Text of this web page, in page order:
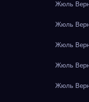
Жюль
Жюль
Жюль
Жюль
Жюль